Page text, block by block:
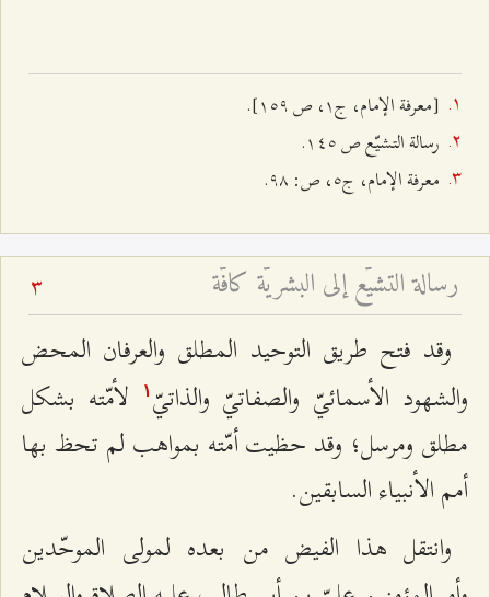
[معرفة الإمام، ج۱، ص ۱٥٩].
رسالة التشيّع ص ۱٤٥.
معرفة الإمام، ج‌٥، ص: ٩۸.
رسالة التشيّع إلى البشريّة كافّة 3
وقد فتح طريق التوحيد المطلق والعرفان المحض
والشهود الأسمائيّ والصفاتيّ والذاتيّ ۱
لأمّته بشكل
مطلق ومرسل؛ وقد حظيت أمّته بمواهب لم ‌تحظ بها
أمم الأنبياء السابقين.
وانتقل هذا الفيض من بعده لمولى الموحّدين